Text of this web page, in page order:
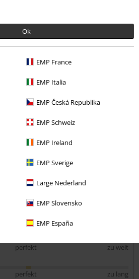
Ok
EMP France
EMP Italia
EMP Česká Republika
EMP Schweiz
EMP Ireland
EMP Sverige
Large Nederland
EMP Slovensko
EMP España
Karin R.
am: Donnerstag, 15.04.2021
in Meter: 1.70
super gut :-)
gut :-)
perfekt
zu weit
perfekt zu lang